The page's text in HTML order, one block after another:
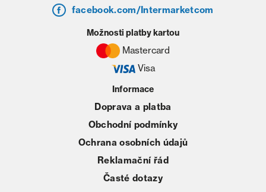
facebook.com/Intermarketcom
Informace
Doprava a platba
Obchodní podmínky
Ochrana osobních údajů
Reklamační řád
Časté dotazy
Možnosti platby kartou
Mastercard
Visa